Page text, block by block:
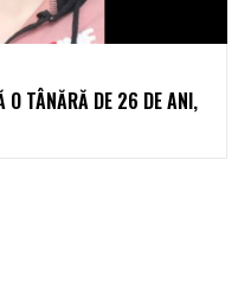
O TÂNĂRĂ DE 26 DE ANI,